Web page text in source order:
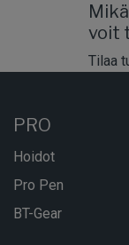
voit
Tilaa
PRO
Hoidot
Pro Pen
BT-Gear